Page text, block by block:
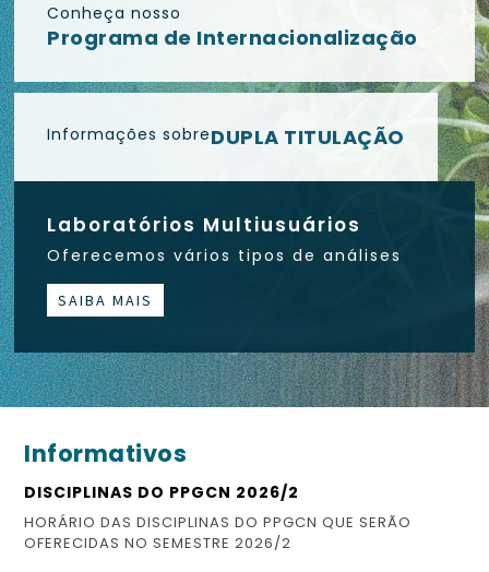
Conheça nosso
Programa de Internacionalização
Informações sobreDUPLA TITULAÇÃO
Laboratórios Multiusuários
Oferecemos vários tipos de análises
SAIBA MAIS
Informativos
DISCIPLINAS DO PPGCN 2026/2
HORÁRIO DAS DISCIPLINAS DO PPGCN QUE SERÃO
OFERECIDAS NO SEMESTRE 2026/2